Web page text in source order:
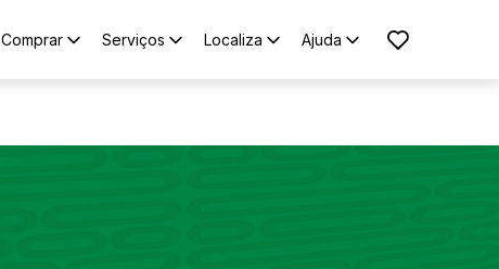
Comprar Serviços Localiza Ajuda